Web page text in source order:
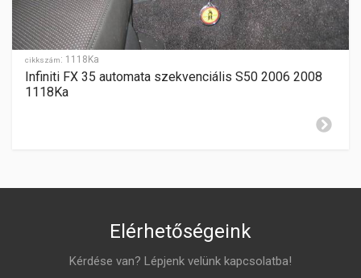
HÁTRAMENET
hátul
GYÁRTÁSI ÉV
2015-
ZÁR CILINDER ELHELYEZÉSE
cikkszám: 1118Ka
Infiniti FX 35 automata szekvenciális S50 2006 2008
1118Ka
Elérhetőségeink
Kérdése van? Lépjenk velünk kapcsolatba!